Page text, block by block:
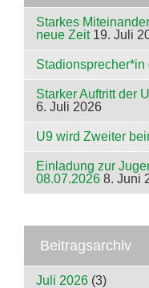
Starkes
neue Zeit 19. Juli
Stadionsprecher*in
Starker Auftritt der
6. Juli 2026
U9 wird Zweiter
Einladung zur
08.07.2026 8. Juni
Beitragsarchiv
Juli 2026 (3)